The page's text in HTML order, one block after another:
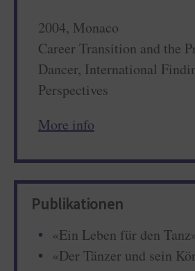
2004, Monaco
Career Transition and the
Dancer, International
Perspectives
More info
Publikationen
«Ein Leben für den
«Der Tänzer und sein